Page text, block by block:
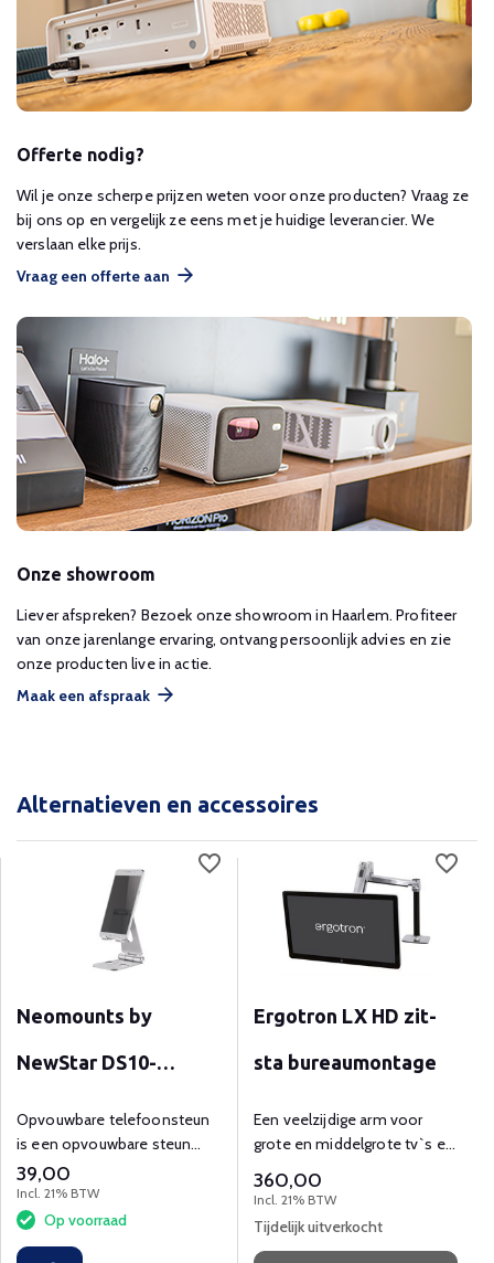
Offerte nodig?
Wil je onze scherpe prijzen weten voor onze producten? Vraag ze
bij ons op en vergelijk ze eens met je huidige leverancier. We
verslaan elke prijs.
Vraag een offerte aan
Onze showroom
Liever afspreken? Bezoek onze showroom in Haarlem. Profiteer
van onze jarenlange ervaring, ontvang persoonlijk advies en zie
onze producten live in actie.
Maak een afspraak
Alternatieven en accessoires
Neomounts by
NewStar DS10-
160SL1
Opvouwbare telefoonsteun
is een opvouwbare steun
voor smartphones t/m 7 inch
scherm.
39,00
Incl. 21% BTW
Op voorraad
Ergotron LX HD zit-
sta bureaumontage
Een veelzijdige arm voor
grote en middelgrote tv`s en
monitores tot een gewicht
van 18,1 kg.
360,00
Incl. 21% BTW
Tijdelijk uitverkocht